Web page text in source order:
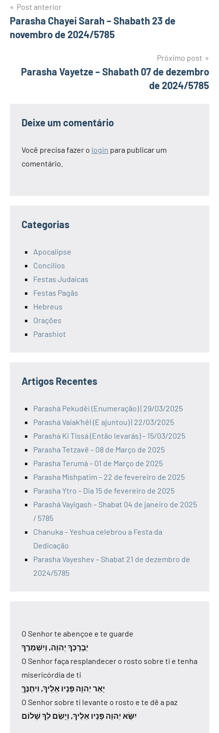
Navegação
de
Post anterior
Parasha Chayei Sarah – Shabath 23 de
novembro de 2024/5785
Próximo post
Parasha Vayetze – Shabath 07 de dezembro
de 2024/5785
Deixe um comentário
Você precisa fazer o login para publicar um
comentário.
Categorias
Apocalipse
Concilios
Festas Judaicas
Festas Pagãs
Hebreus
Orações
Parashiot
Artigos Recentes
Parashá Pekudêi (Enumeração) | 29/03/2025
Parashá Vaiak’hêl (E ajuntou) | 22/03/2025
Parashá Ki Tissá (Então levarás) – 15/03/2025
Parasha Tetzavê – 08 de Março de 2025
Parasha Terumá – 01 de Março de 2025
Parasha Mishpatim – 22 de fevereiro de 2025
Parasha Ytro – Dia 15 de fevereiro de 2025
Parashá Vayigash – Shabat 04 de janeiro de 2025
/ 5785
Chanuka – Yeshua celebrou a Festa da
Dedicação
Parasha Vayeshev – Shabat 21 de dezembro de
2024/5785
O Senhor te abençoe e te guarde
יְבָרֶכְךָ יְהוָה, וְיִשְׁמְרֶךָ
O Senhor faça resplandecer o rosto sobre ti e tenha
misericórdia de ti
יָאֵר יְהוָה פָּנָיו אֵלֶיךָ, וִיחֻנֶּךָּ
O Senhor sobre ti levante o rosto e te dê a paz
יִשָּׂא יְהוָה פָּנָיו אֵלֶיךָ, וְיָשֵׂם לְךָ שָׁלוֹם